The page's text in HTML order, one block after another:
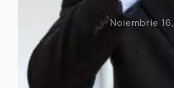
Noiembrie